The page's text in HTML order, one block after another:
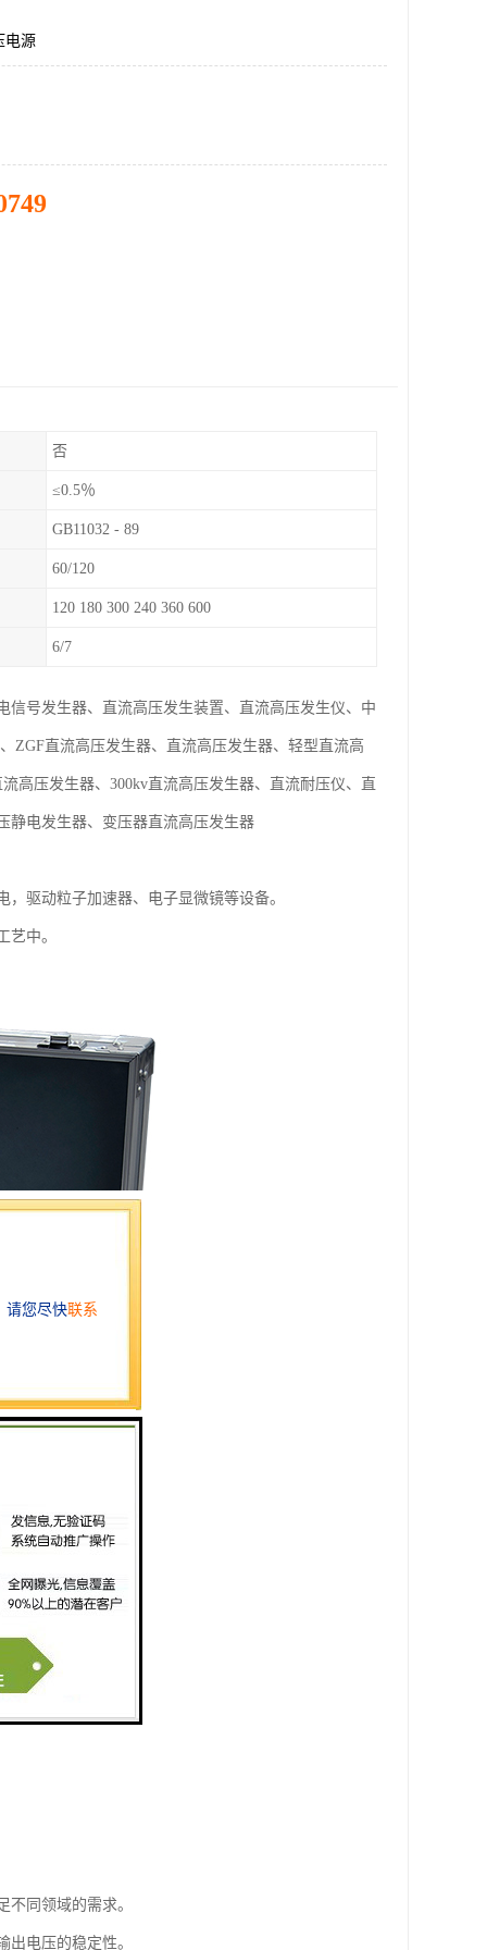
电源
否
≤0.5％
GB11032 - 89
60/120
120 180 300 240 360 600
6/7
号发生器、直流高压发生装置、直流高压发生仪、中
ZGF直流高压发生器、直流高压发生器、轻型直流高
高压发生器、300kv直流高压发生器、直流耐压仪、直
静电发生器、变压器直流高压发生器
驱动粒子加速器、电子显微镜等设备。
中。
同领域的需求。
电压的稳定性。